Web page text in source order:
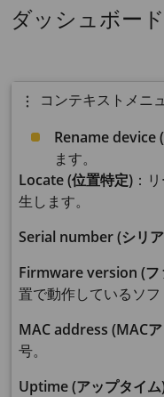
ダッシュボード
コンテキストメニ
Rename device
ます。
Locate (位置特定) ：
生します。
Serial number (シリ
Firmware version (フ
置で動作しているソフ
MAC address (MAC
号。
Uptime (アップタイ